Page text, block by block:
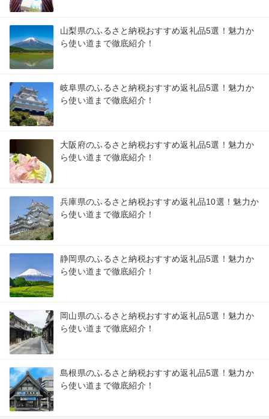
山梨県のふるさと納税おすすめ返礼品5選！魅力か
ら使い道まで徹底紹介！
岐阜県のふるさと納税おすすめ返礼品5選！魅力か
ら使い道まで徹底紹介！
大阪府のふるさと納税おすすめ返礼品5選！魅力か
ら使い道まで徹底紹介！
兵庫県のふるさと納税おすすめ返礼品10選！魅力か
ら使い道まで徹底紹介！
静岡県のふるさと納税おすすめ返礼品5選！魅力か
ら使い道まで徹底紹介！
岡山県のふるさと納税おすすめ返礼品5選！魅力か
ら使い道まで徹底紹介！
島根県のふるさと納税おすすめ返礼品5選！魅力か
ら使い道まで徹底紹介！